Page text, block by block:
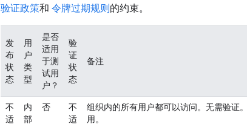
验证政策和 令牌过期规则的约束。
发
布
状
态
用
户
类
型
是否
适用
于测
试用
户？
验
证
状
态
备注
不
适
内
部
否
不
适
组织内的所有用户都可以访问。无需验证
用。